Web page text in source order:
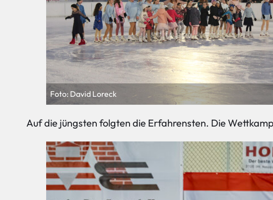
Foto: David Loreck
Auf die jüngsten folgten die Erfahrensten. Die